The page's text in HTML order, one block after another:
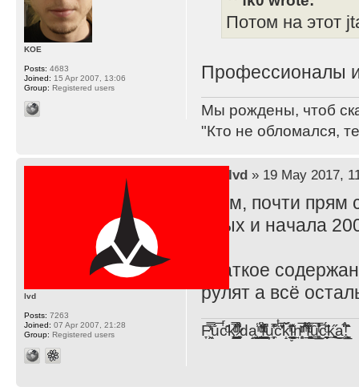
Потом на этот
Профессионалы
Мы рождены, чтоб
"Кто не обломался,
KOE
Posts: 4683
Joined: 15 Apr 2007, 13:06
Group: Registered users
lvd» 19 May 2017,
Ммм, почти прям
90ых и начала
Краткое
рулят а всё
F̞͖̭̿̔ͯu̐̅cͬ̑ͩk̨̤̳͇̮̭̪̠̽̿̓̆ͭͩ ̷̩̰͎̩͓̘̾̀ͬ̊ͭ͛ͅda̝̺͙̬͎̝̾͟ ̰̜̝̯͉̯̖̓̎́ͨ̽ͫ͟f̟͇̭̀ͬͨͭ̐̚u̹̼̹̗̞͑̔͂͐̚cͭ̅̊̆̒̆ǩ̝̩̯́ͥ̔̍̑ḭ͓͍̳̬ͦ̽͂n͍͎͈̈̅ͩͬ ̊ͫ̂̾̑̈́f̲͚͉͓͗̋́ͧͦ̅ȗ͇̲̻͈̲̅̎͗͒ͭ͡c̬̟̠̹̯̈́ͩ͘ͅk̫̠̻̋͜a̲͒̾̇!͙͕̺͉̗̩̲̂̏̄̀
lvd
Posts: 7263
Joined: 07 Apr 2007, 21:28
Group: Registered users